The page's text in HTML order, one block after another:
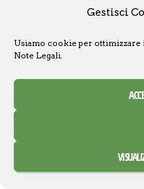
Gestisci
Usiamo cookie per
Note Legali.
LEAVE A REPLY
Your email address